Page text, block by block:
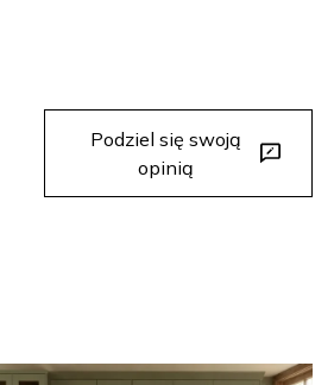
Podziel się swoją
opinią